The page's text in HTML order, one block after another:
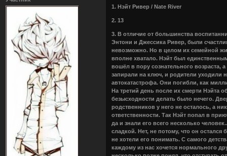
1. Нэйт Ривер / Nate River
2. 13
3. В отличие от большинства
Энтони и Джессика Ривер, были
невозможно. Но в целом их семейной
вполне хватало. Нэйт был
вошёл в пору сознательного возраста,
запирали на ключ, и родители уходили
автокатастрофа. Они погибли, как
На третий день после их смерти Нэйта
безысходности делать было нечего.
родственников у него не осталось, а
ответственности. Так Нэйт попал в
да и знали его всего несколько
сладкой. Нет, не потому, что он
не хотели его понимать. С самого
каждому из нас хочется нормального